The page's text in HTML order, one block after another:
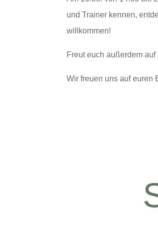
und Trainer kennen,
willkommen!
Freut euch außerdem
Wir freuen uns auf euren